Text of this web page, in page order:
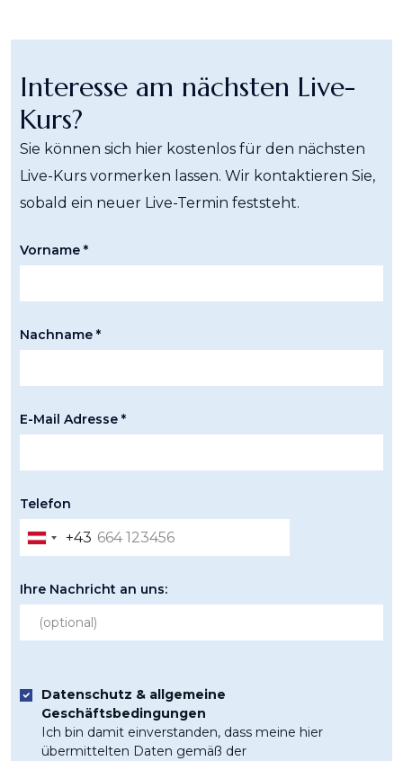
Interesse am nächsten Live-
Kurs?
Sie können sich hier kostenlos für den nächsten
Live-Kurs vormerken lassen. Wir kontaktieren Sie,
sobald ein neuer Live-Termin feststeht.
Vorname *
Nachname *
E-Mail Adresse *
Telefon
Austria
+43
+43
Ihre Nachricht an uns:
Datenschutz & allgemeine
Geschäftsbedingungen
Ich bin damit einverstanden, dass meine hier
übermittelten Daten gemäß der